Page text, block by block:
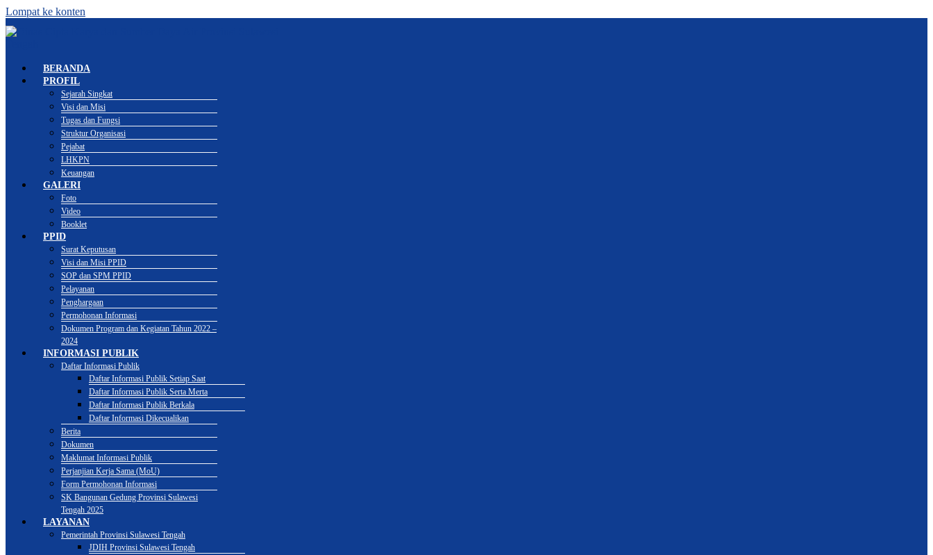
Lompat ke konten
BERANDA
PROFIL
Sejarah Singkat
Visi dan Misi
Tugas dan Fungsi
Struktur Organisasi
Pejabat
LHKPN
Keuangan
GALERI
Foto
Video
Booklet
PPID
Surat Keputusan
Visi dan Misi PPID
SOP dan SPM PPID
Pelayanan
Penghargaan
Permohonan Informasi
Dokumen Program dan Kegiatan Tahun 2022 –
2024
INFORMASI PUBLIK
Daftar Informasi Publik
Daftar Informasi Publik Setiap Saat
Daftar Informasi Publik Serta Merta
Daftar Informasi Publik Berkala
Daftar Informasi Dikecualikan
Berita
Dokumen
Maklumat Informasi Publik
Perjanjian Kerja Sama (MoU)
Form Permohonan Informasi
SK Bangunan Gedung Provinsi Sulawesi
Tengah 2025
LAYANAN
Pemerintah Provinsi Sulawesi Tengah
JDIH Provinsi Sulawesi Tengah